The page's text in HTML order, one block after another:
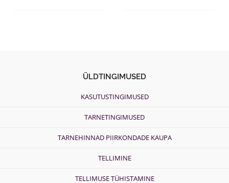
ÜLDTINGIMUSED
KASUTUSTINGIMUSED
TARNETINGIMUSED
TARNEHINNAD PIIRKONDADE KAUPA
TELLIMINE
TELLIMUSE TÜHISTAMINE